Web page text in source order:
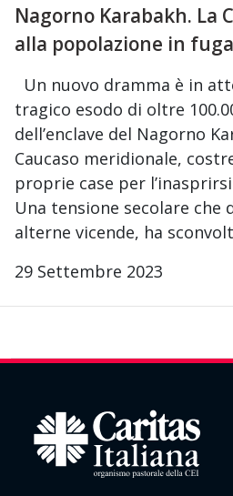
Nagorno Karabakh. La
alla popolazione in fuga
Un nuovo dramma è in
tragico esodo di oltre
dell’enclave del Nagorno
Caucaso meridionale,
proprie case per
Una tensione secolare che
alterne vicende, ha
29 Settembre 2023